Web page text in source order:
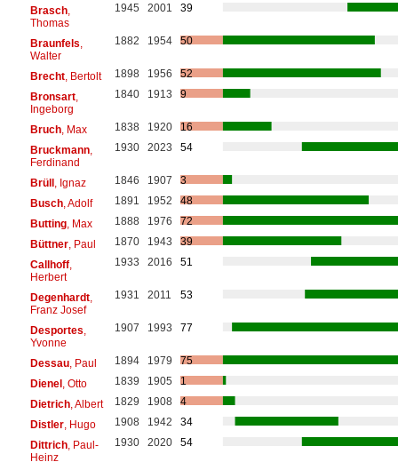
Brasch,
Thomas
1945 2001 39
Braunfels
Walter
1882 1954 50
Brecht, Bertolt 1898 1956
52
Bronsart,
Ingeborg
1840 1913 9
Bruch, Max 1838 1920
16
Bruckmann,
Ferdinand
1930 2023 54
Brüll, Ignaz 1846 1907
3
Busch, Adolf 1891 1952
48
Butting, Max 1888 1976
72
Büttner, Paul 1870 1943
39
Callhoff,
Herbert
1933 2016 51
Degenhardt,
Franz Josef
1931 2011 53
Desportes
Yvonne
1907 1993 77
Dessau, Paul 1894 1979
75
Dienel, Otto 1839 1905
1
Dietrich, Albert 1829 1908
4
Distler, Hugo 1908 1942
34
Dittrich, Paul-
Heinz
1930 2020 54